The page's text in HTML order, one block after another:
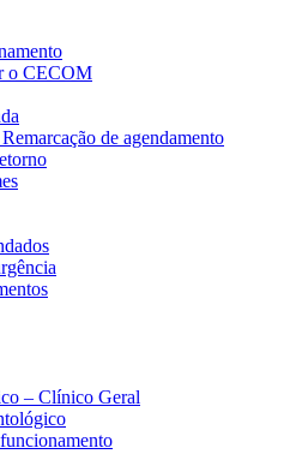
o CECOM
de agendamento
– Clínico Geral